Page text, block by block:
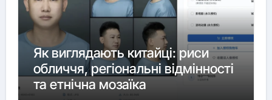
Як виглядають китайці: риси
обличчя, регіональні відмінності
та етнічна мозаїка